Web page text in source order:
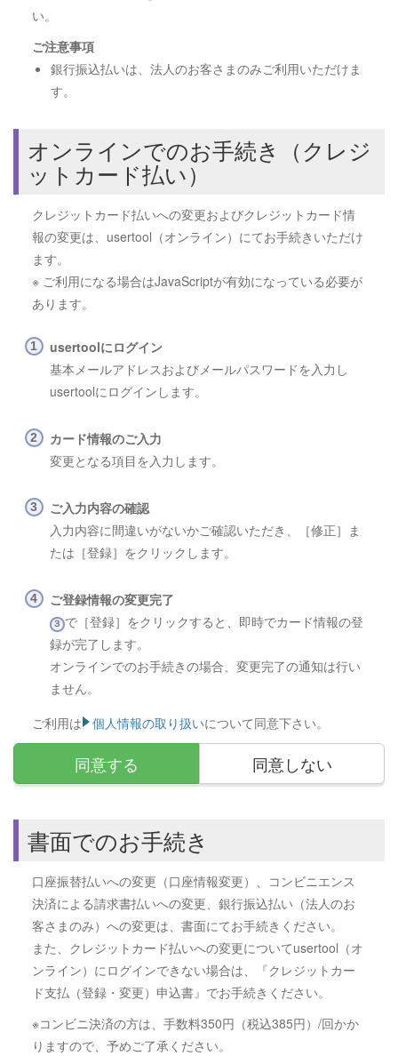
い。
ご注意事項
銀行振込払いは、法人のお客さまのみご利用いただけま
す。
オンラインでのお手続き（クレジ
ットカード払い）
クレジットカード払いへの変更およびクレジットカード情
報の変更は、usertool（オンライン）にてお手続きいただけ
ます。
※ ご利用になる場合はJavaScriptが有効になっている必要が
あります。
usertoolにログイン
基本メールアドレスおよびメールパスワードを入力し
usertoolにログインします。
カード情報のご入力
変更となる項目を入力します。
ご入力内容の確認
入力内容に間違いがないかご確認いただき、［修正］ま
たは［登録］をクリックします。
ご登録情報の変更完了
３ で［登録］をクリックすると、即時でカード情報の登
録が完了します。
オンラインでのお手続きの場合、変更完了の通知は行い
ません。
ご利用は
個人情報の取り扱いについて同意下さい。
同意する 同意しない
書面でのお手続き
口座振替払いへの変更（口座情報変更）、コンビニエンス
決済による請求書払いへの変更、銀行振込払い（法人のお
客さまのみ）への変更は、書面にてお手続きください。
また、クレジットカード払いへの変更についてusertool（オ
ンライン）にログインできない場合は、『クレジットカー
ド支払（登録・変更）申込書』でお手続きください。
※コンビニ決済の方は、手数料350円（税込385円）/回かか
りますので、予めご了承ください。